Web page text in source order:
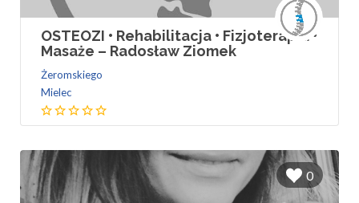
OSTEOZI • Rehabilitacja • Fizjoterapia •
Masaże – Radosław Ziomek
Żeromskiego
Mielec
0